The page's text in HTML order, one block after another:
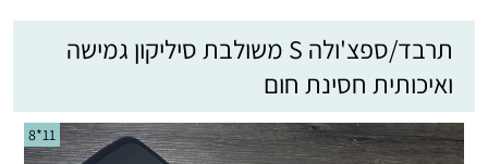
תרבד/ספצ'ולה S משולבת סיליקון גמישה
ואיכותית חסינת חום
11*8